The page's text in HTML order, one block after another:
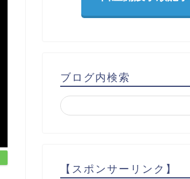
ブログ内検索
【スポンサーリンク】